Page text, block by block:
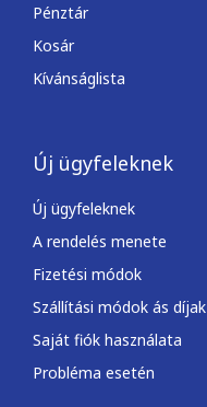
Pénztár
Kosár
Kívánságlista
Új ügyfeleknek
Új ügyfeleknek
A rendelés menete
Fizetési módok
Szállítási módok ás díjak
Saját fiók használata
Probléma esetén